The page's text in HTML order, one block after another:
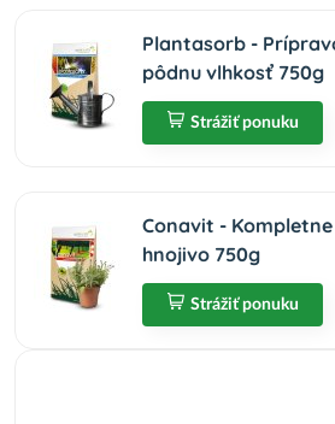
Plantasorb -
pôdnu vlhkosť 750g
Strážiť ponuku
Conavit -
hnojivo 750g
Strážiť ponuku